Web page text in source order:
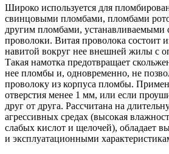
Широко используется для
свинцовыми пломбами, пломбами
другим пломбами, устанавливаемыми
проволоки. Витая проволока состоит
навитой вокруг нее внешней жилы с
Такая намотка предотвращает
нее пломбы и, одновременно, не
проволоку из корпуса пломбы.
отверстия менее 1 мм, или если
друг от друга. Рассчитана на
агрессивных средах (высокая
слабых кислот и щелочей), обладает
и эксплуатационными